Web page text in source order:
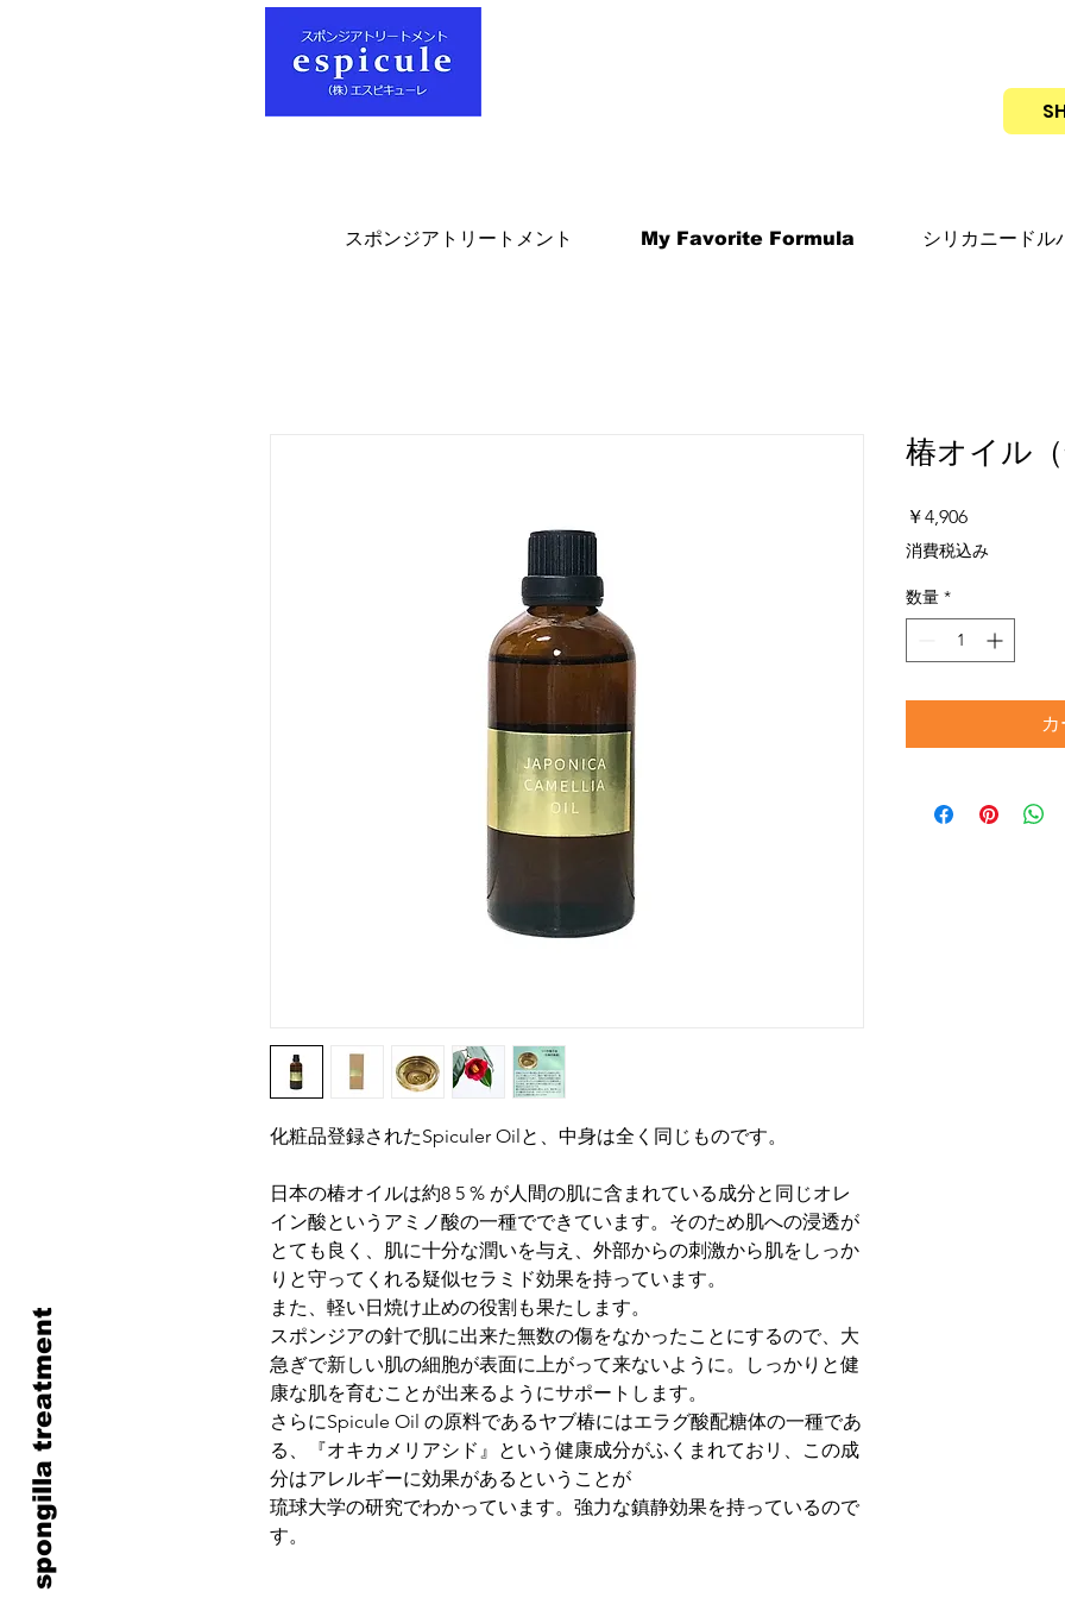
スポンジアトリートメント My Favorite Formula シリカニードル
spongilla treatment
化粧品登録されたSpiculer Oilと、中身は全く同じものです。
日本の椿オイルは約8 5 % が人間の肌に含まれている成分と同じオレ
イン酸というアミノ酸の一種でできています。そのため肌への浸透が
とても良く、肌に十分な潤いを与え、外部からの刺激から肌をしっか
りと守ってくれる疑似セラミド効果を持っています。
また、軽い日焼け止めの役割も果たします。
スポンジアの針で肌に出来た無数の傷をなかったことにするので、大
急ぎで新しい肌の細胞が表面に上がって来ないように。しっかりと健
康な肌を育むことが出来るようにサポートします。
さらにSpicule Oil の原料であるヤブ椿にはエラグ酸配糖体の一種であ
る、『オキカメリアシド』という健康成分がふくまれておリ、この成
分はアレルギーに効果があるということが
琉球大学の研究でわかっています。強力な鎮静効果を持っているので
す。
椿オイル
￥4,906価
格
消費税込み
数量 *